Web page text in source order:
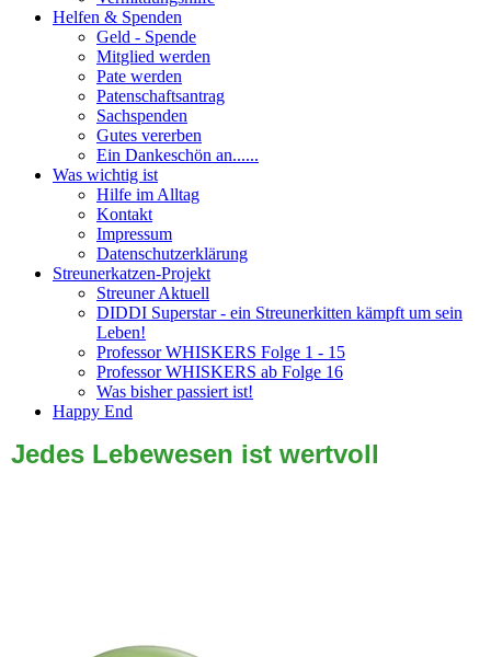
Helfen & Spenden
Geld - Spende
Mitglied werden
Pate werden
Patenschaftsantrag
Sachspenden
Gutes vererben
Ein Dankeschön an......
Was wichtig ist
Hilfe im Alltag
Kontakt
Impressum
Datenschutzerklärung
Streunerkatzen-Projekt
Streuner Aktuell
DIDDI Superstar - ein Streunerkitten kämpft um sein
Leben!
Professor WHISKERS Folge 1 - 15
Professor WHISKERS ab Folge 16
Was bisher passiert ist!
Happy End
Jedes Lebewesen ist wertvoll